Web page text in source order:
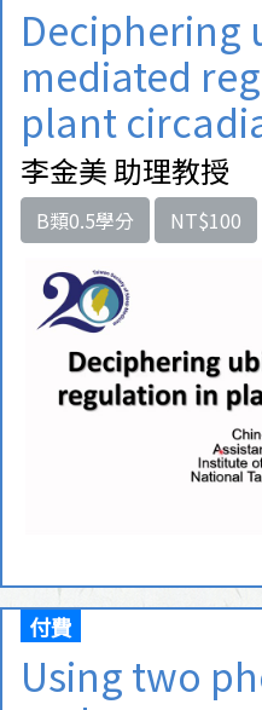
Deciphering
mediated
plant
李金美 助理教授
B類0.5學分 NT$100
付費
Using two